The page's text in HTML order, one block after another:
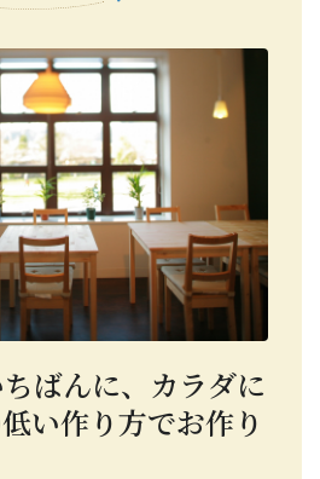
ばんに、カラダに
い作り方でお作り